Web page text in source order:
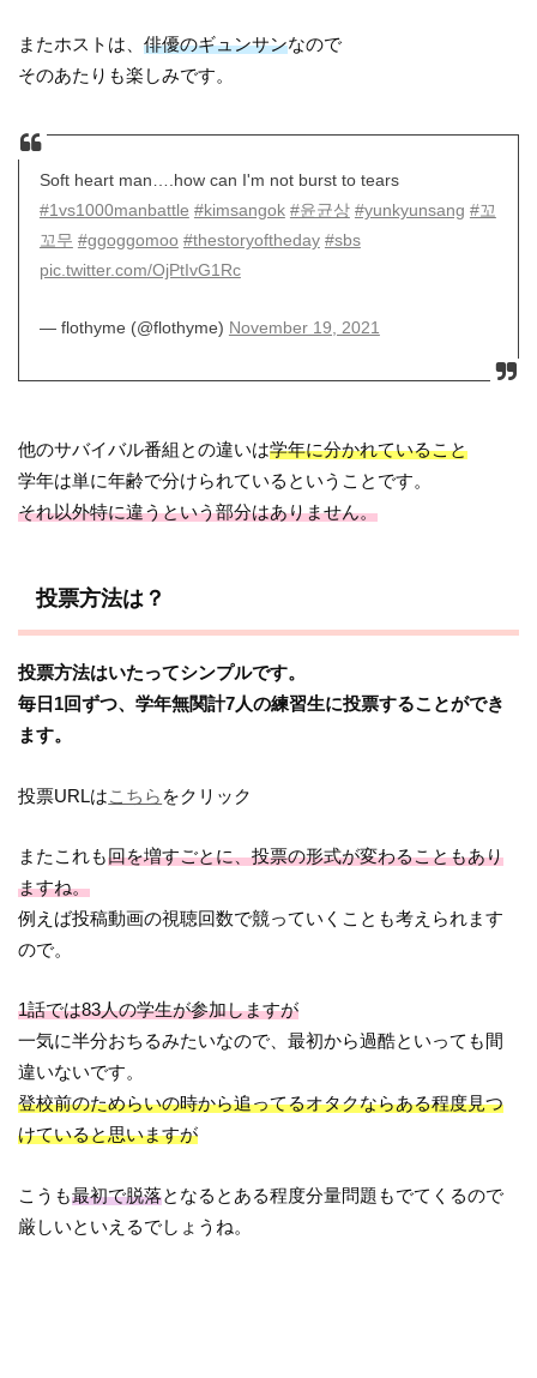
またホストは、俳優のギュンサンなので
そのあたりも楽しみです。
Soft heart man….how can I'm not burst to tears
#1vs1000manbattle #kimsangok #윤균상 #yunkyunsang #꼬
꼬무 #ggoggomoo #thestoryoftheday #sbs
pic.twitter.com/OjPtIvG1Rc
— flothyme (@flothyme) November 19, 2021
他のサバイバル番組との違いは学年に分かれていること
学年は単に年齢で分けられているということです。
それ以外特に違うという部分はありません。
投票方法は？
投票方法はいたってシンプルです。
毎日1回ずつ、学年無関計7人の練習生に投票することができ
ます。
投票URLはこちら をクリック
またこれも回を増すごとに、投票の形式が変わることもあり
ますね。
例えば投稿動画の視聴回数で競っていくことも考えられます
ので。
1話では83人の学生が参加しますが
一気に半分おちるみたいなので、最初から過酷といっても間
違いないです。
登校前のためらいの時から追ってるオタクならある程度見つ
けていると思いますが
こうも最初で脱落となるとある程度分量問題もでてくるので
厳しいといえるでしょうね。